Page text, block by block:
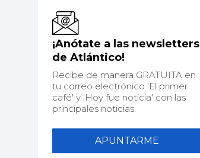
¡Anótate a las newsletters
de Atlántico!
Recibe de manera GRATUITA en
tu correo electrónico 'El primer
café' y 'Hoy fue noticia' con las
principales noticias.
APUNTARME